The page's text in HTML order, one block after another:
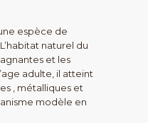
espèce de
naturel du
et les
adulte, il atteint
, métalliques et
modèle en